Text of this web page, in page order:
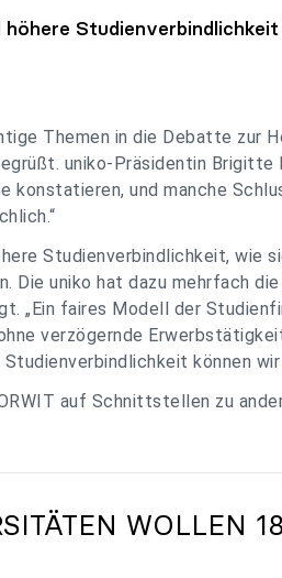
höhere
Themen in die Debatte zur
uniko-Präsidentin Brigitte
konstatieren, und manche
Studienverbindlichkeit, wie
Die uniko hat dazu mehrfach
„Ein faires Modell der
verzögernde
können
auf Schnittstellen zu
Themen
WOLLEN